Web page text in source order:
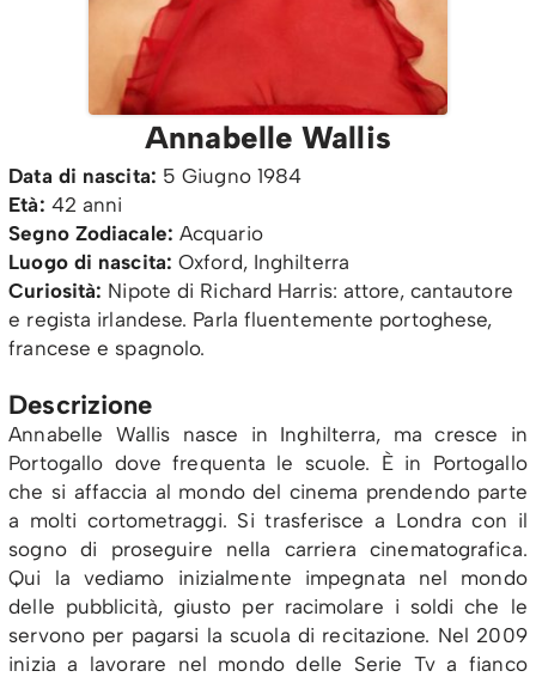
Annabelle Wallis
Data di nascita: 5 Giugno 1984
Età: 42 anni
Segno Zodiacale: Acquario
Luogo di nascita:Oxford, Inghilterra
Curiosità: Nipote di Richard Harris: attore, cantautore
e regista irlandese. Parla fluentemente portoghese,
francese e spagnolo.
Descrizione
Annabelle Wallis nasce in Inghilterra, ma cresce in
Portogallo dove frequenta le scuole. È in Portogallo
che si affaccia al mondo del cinema prendendo parte
a molti cortometraggi. Si trasferisce a Londra con il
sogno di proseguire nella carriera cinematografica.
Qui la vediamo inizialmente impegnata nel mondo
delle pubblicità, giusto per racimolare i soldi che le
servono per pagarsi la scuola di recitazione. Nel 2009
inizia a lavorare nel mondo delle Serie Tv a fianco